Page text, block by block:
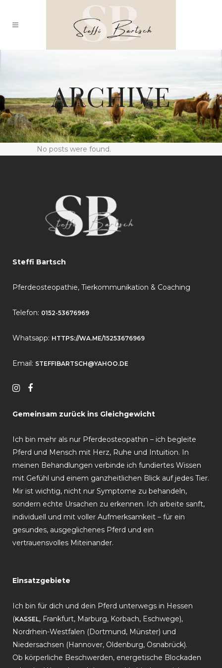
ARCHIVE
No posts were found.
Steffi Bartsch
Pferdeosteopathie, Tierkommunikation & Coaching
Telefon: 0152-53676969
Whatsapp: HTTPS://WA.ME/15253676969
Email: STEFFIBARTSCH@YAHOO.DE
Gemeinsam zurück ins Gleichgewicht
Ich bin mehr als nur Pferdeosteopathin – ich begleite
Pferd und Mensch mit Herz, Ruhe und Intuition. In
meinen Behandlungen verbinde ich fundiertes Wissen
mit Gefühl und einem ganzheitlichen Blick auf jedes Tier.
Mir ist wichtig, nicht nur Symptome zu behandeln,
sondern echte Ursachen zu erkennen. Ich arbeite sanft,
individuell und mit voller Aufmerksamkeit – für ein
gesundes, ausgeglichenes Pferd und ein
vertrauensvolles Miteinander.
Einsatzgebiete
Ich bin für dich und dein Pferd unterwegs in Hessen
(KASSEL, Frankfurt, Marburg, Korbach, Eschwege),
Nordrhein-Westfalen (Dortmund, Münster) und
Niedersachsen (Hannover, Oldenburg, Osnabrück).
Ob körperliche Beschwerden, energetische Blockaden